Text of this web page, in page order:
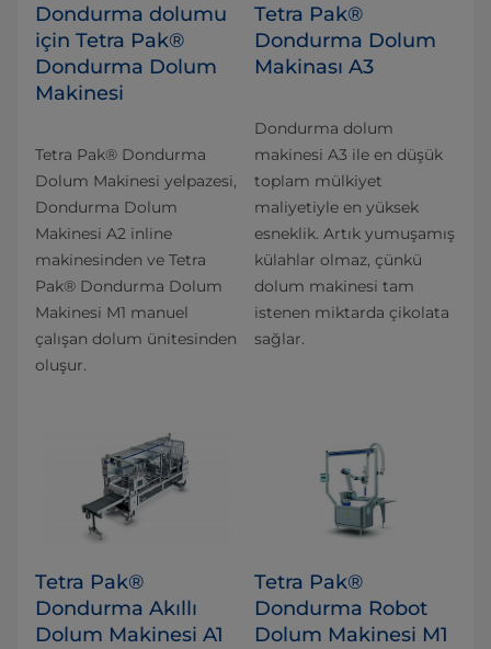
Dondurma dolumu
için Tetra Pak®
Dondurma Dolum
Makinesi
Tetra Pak® Dondurma
Dolum Makinesi yelpazesi,
Dondurma Dolum
Makinesi A2 inline
makinesinden ve Tetra
Pak® Dondurma Dolum
Makinesi M1 manuel
çalışan dolum ünitesinden
oluşur.
Tetra Pak®
Dondurma Dolum
Makinası A3
Dondurma dolum
makinesi A3 ile en düşük
toplam mülkiyet
maliyetiyle en yüksek
esneklik. Artık yumuşamış
külahlar olmaz, çünkü
dolum makinesi tam
istenen miktarda çikolata
sağlar.
Tetra Pak®
Dondurma Akıllı
Dolum Makinesi A1
Tetra Pak®
Dondurma Robot
Dolum Makinesi M1